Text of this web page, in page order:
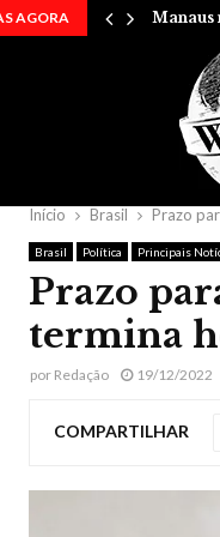
AGORA Manaus
Início Brasil Prazo
Brasil Política Principais
Prazo
termina
por Redação 19/12/2022
COMPARTILHAR